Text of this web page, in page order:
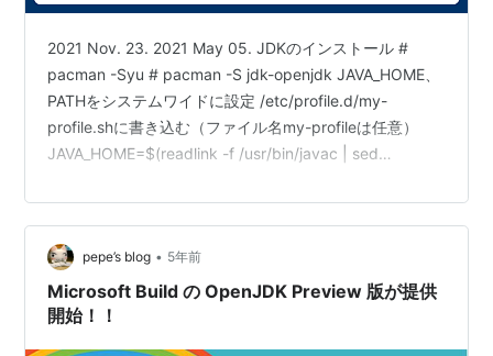
2021 Nov. 23. 2021 May 05. JDKのインストール #
pacman -Syu # pacman -S jdk-openjdk JAVA_HOME、
PATHをシステムワイドに設定 /etc/profile.d/my-
profile.shに書き込む（ファイル名my-profileは任意）
JAVA_HOME=$(readlink -f /usr/bin/javac | sed
ば設定できなかった
PATH="${JAVA_HOME}/bin:${PATH}" export PA…
pepe’s blog • 5年前
Microsoft Build の OpenJDK Preview 版が提供
開始！！